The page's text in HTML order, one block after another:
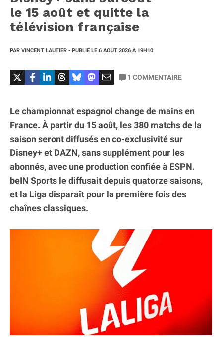
le 15 août et quitte la
télévision française
PAR VINCENT LAUTIER - PUBLIÉ LE 6 AOÛT 2026 À 19H10
1 COMMENTAIRE
Le championnat espagnol change de mains en
France. À partir du 15 août, les 380 matchs de la
saison seront diffusés en co-exclusivité sur
Disney+ et DAZN, sans supplément pour les
abonnés, avec une production confiée à ESPN.
beIN Sports le diffusait depuis quatorze saisons,
et la Liga disparaît pour la première fois des
chaînes classiques.